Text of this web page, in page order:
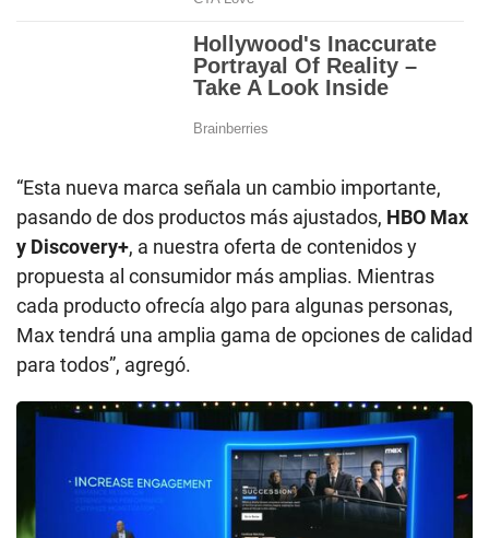
“Esta nueva marca señala un cambio importante,
pasando de dos productos más ajustados, HBO Max
y Discovery+, a nuestra oferta de contenidos y
propuesta al consumidor más amplias. Mientras
cada producto ofrecía algo para algunas personas,
Max tendrá una amplia gama de opciones de calidad
para todos”, agregó.